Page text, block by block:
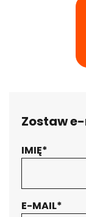
Zostaw
IMIĘ*
E-MAIL*